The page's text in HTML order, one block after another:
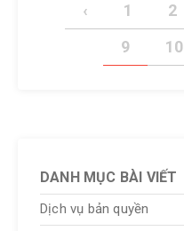
‹ 1 2
9
10
DANH MỤC BÀI VIẾT
Dịch vụ bản quyền